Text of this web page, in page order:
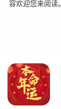
容欢迎您来阅读。